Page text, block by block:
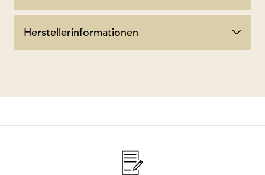
Herstellerinformationen